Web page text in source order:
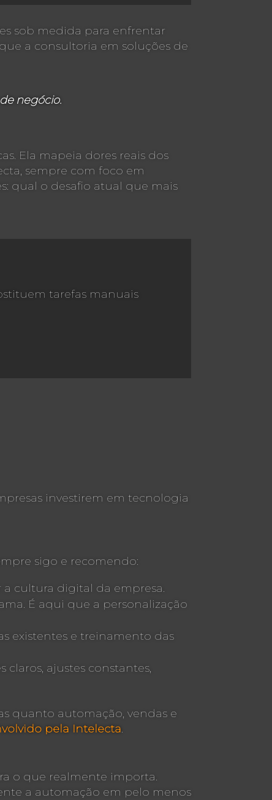
sob medida para enfrentar
a consultoria em soluções de
negócio.
Ela mapeia dores reais dos
sempre com foco em
qual o desafio atual que mais
tarefas manuais
investirem em tecnologia
sigo e recomendo:
cultura digital da empresa.
É aqui que a personalização
existentes e treinamento das
ajustes constantes,
quanto automação, vendas e
pela Intelecta.
o que realmente importa.
a automação em pelo menos